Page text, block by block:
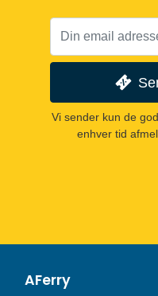
Vi sender kun de
enhver tid
AFerry